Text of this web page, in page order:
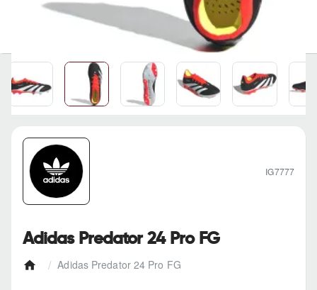
Adidas Predator 24 Pro FG
Adidas Predator 24 Pro FG
IG7777